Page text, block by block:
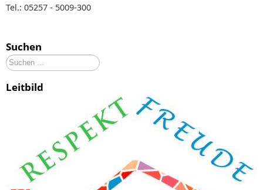
Tel.: 05257 - 5009-300
Suchen
Suchen
...
Leitbild